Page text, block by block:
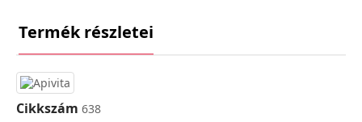
Termék részletei
Cikkszám 638